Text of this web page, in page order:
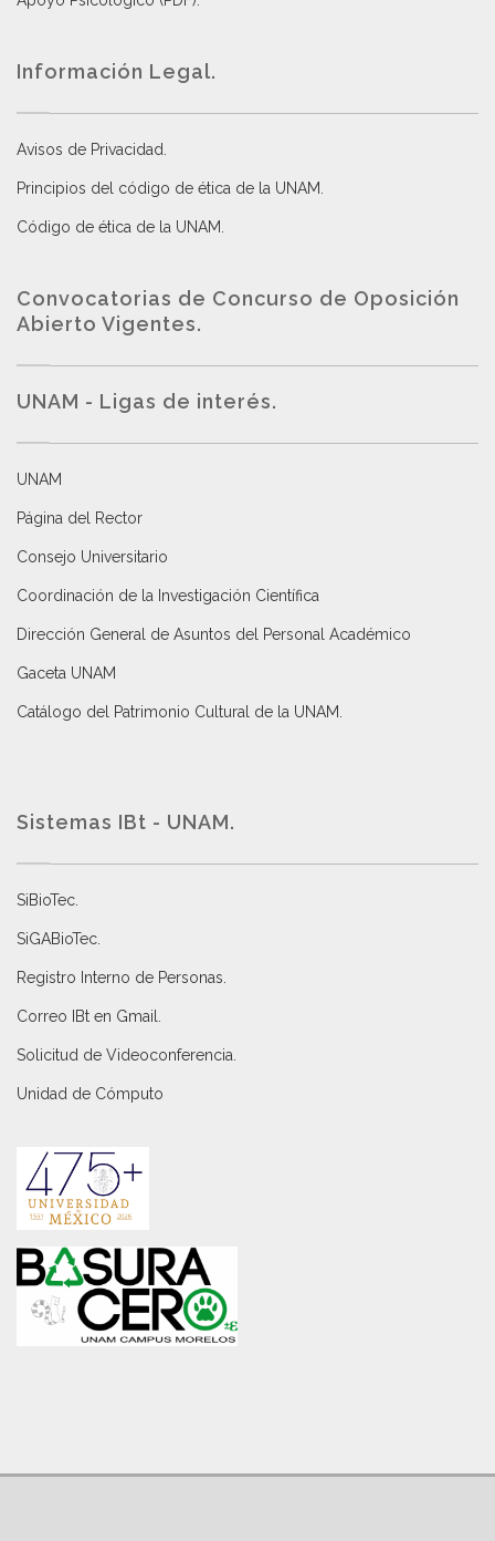
Información Legal.
Avisos de Privacidad
Principios del código de ética de la UNAM
Código de ética de la UNAM
Convocatorias de Concurso de Oposición
Abierto Vigentes.
UNAM - Ligas de interés.
UNAM
Página del Rector
Consejo Universitario
Coordinación de la Investigación Científica
Dirección General de Asuntos del Personal Académico
Gaceta UNAM
Catálogo del Patrimonio Cultural de la UNAM.
Sistemas IBt - UNAM.
SiBioTec
SiGABioTec.
Registro Interno de Personas
Correo IBt en Gmail
Solicitud de Videoconferencia.
Unidad de Cómputo